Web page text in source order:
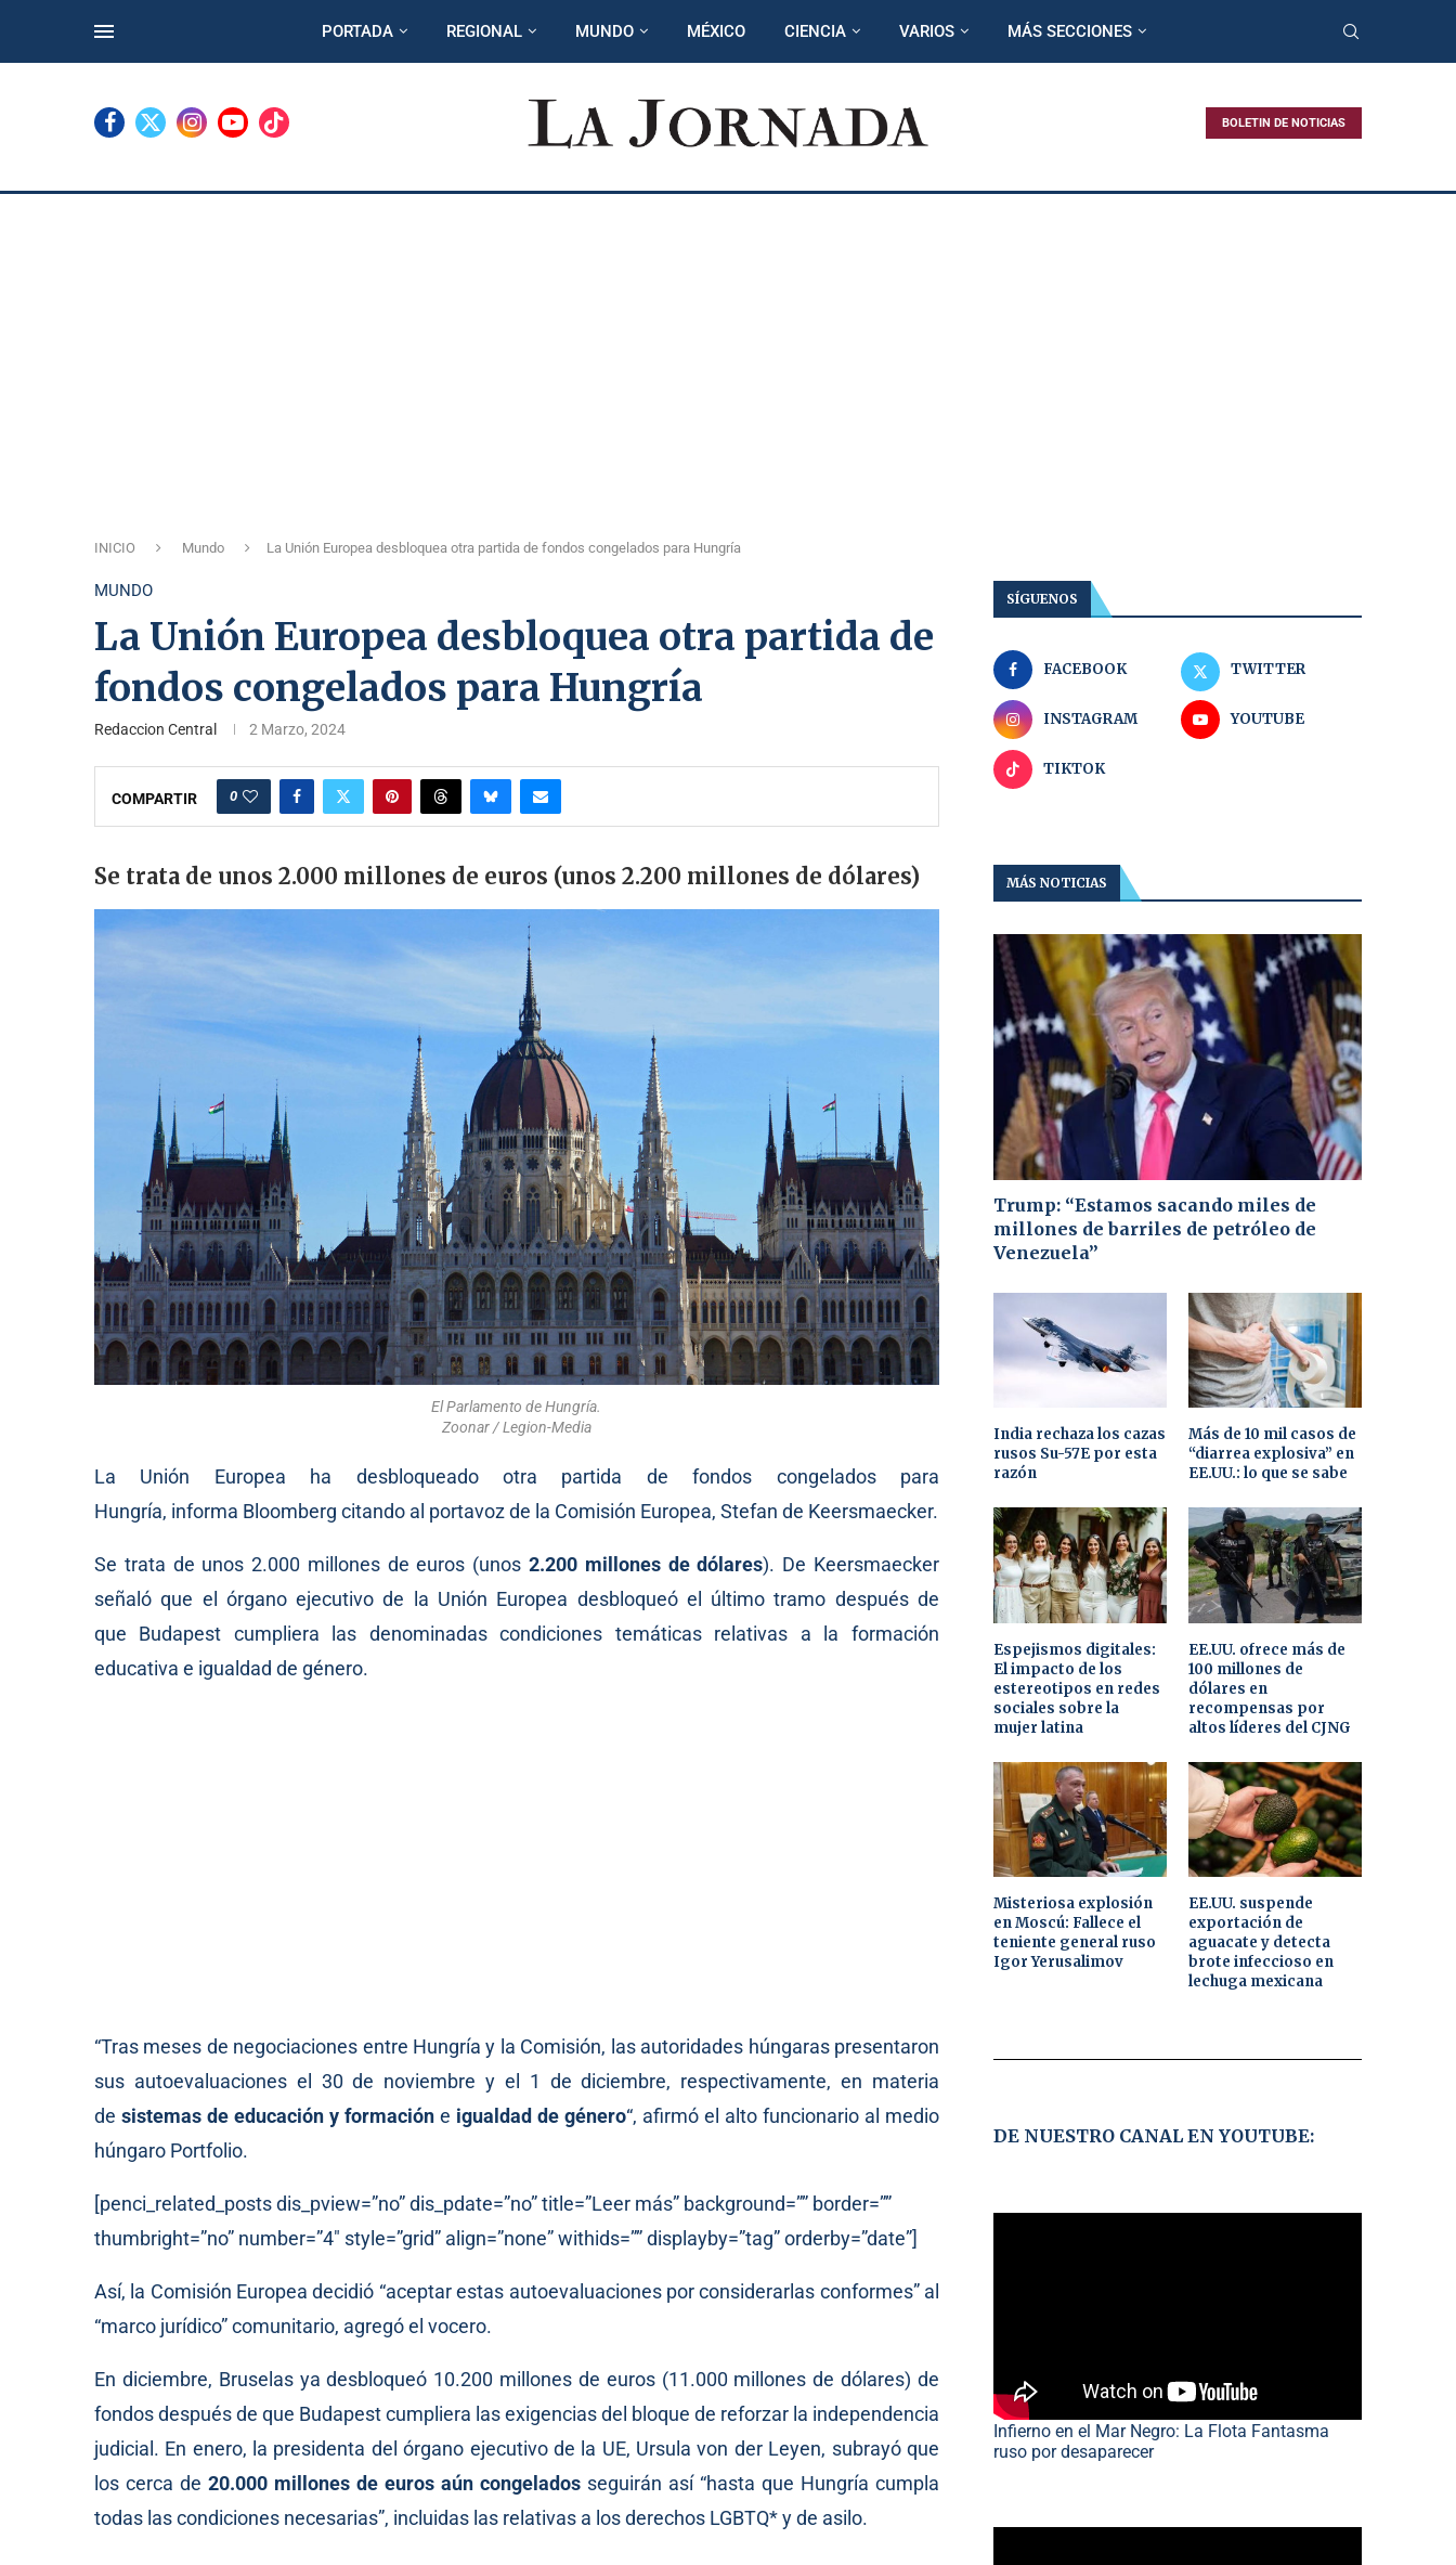
PORTADA REGIONAL MUNDO MÉXICO CIENCIA VARIOS MÁS SECCIONES
BOLETIN DE NOTICIAS
INICIO Mundo La Unión Europea desbloquea otra partida de fondos congelados para Hungría
MUNDO
La Unión Europea desbloquea otra partida de
fondos congelados para Hungría
Redaccion Central 2 Marzo, 2024
COMPARTIR 0
Se trata de unos 2.000 millones de euros (unos 2.200 millones de dólares)
El Parlamento de Hungría.
Zoonar / Legion-Media
La Unión Europea ha desbloqueado otra partida de fondos congelados para
Hungría, informa Bloomberg citando al portavoz de la Comisión Europea, Stefan de Keersmaecker.
Se trata de unos 2.000 millones de euros (unos2.200 millones de dólares). De Keersmaecker
señaló que el órgano ejecutivo de la Unión Europea desbloqueó el último tramo después de
que Budapest cumpliera las denominadas condiciones temáticas relativas a la formación
educativa e igualdad de género.
“Tras meses de negociaciones entre Hungría y la Comisión, las autoridades húngaras presentaron
sus autoevaluaciones el 30 de noviembre y el 1 de diciembre, respectivamente, en materia
de sistemas de educación y formación e igualdad de género“, afirmó el alto funcionario al medio
húngaro Portfolio.
[penci_related_posts dis_pview=”no” dis_pdate=”no” title=”Leer más” background=”” border=””
thumbright=”no” number=”4″ style=”grid” align=”none” withids=”” displayby=”tag” orderby=”date”]
Así, la Comisión Europea decidió “aceptar estas autoevaluaciones por considerarlas conformes” al
“marco jurídico” comunitario, agregó el vocero.
En diciembre, Bruselas ya desbloqueó 10.200 millones de euros (11.000 millones de dólares) de
fondos después de que Budapest cumpliera las exigencias del bloque de reforzar la independencia
judicial. En enero, la presidenta del órgano ejecutivo de la UE, Ursula von der Leyen, subrayóque
los cerca de 20.000 millones de euros aún congelados seguirán así “hasta que Hungría cumpla
todas las condiciones necesarias”, incluidas las relativas a los derechos LGBTQ* y de asilo.
SÍGUENOS
FACEBOOK TWITTER
INSTAGRAM YOUTUBE
TIKTOK
MÁS NOTICIAS
Trump: “Estamos sacando miles de
millones de barriles de petróleo de
Venezuela”
India rechaza los cazas
rusos Su-57E por esta
razón
Más de 10 mil casos de
“diarrea explosiva” en
EE.UU.: lo que se sabe
Espejismos digitales:
El impacto de los
estereotipos en redes
sociales sobre la
mujer latina
EE.UU. ofrece más de
100 millones de
dólares en
recompensas por
altos líderes del CJNG
Misteriosa explosión
en Moscú: Fallece el
teniente general ruso
Igor Yerusalimov
EE.UU. suspende
exportación de
aguacate y detecta
brote infeccioso en
lechuga mexicana
DE NUESTRO CANAL EN YOUTUBE:
Infierno en el Mar Negro: La Flota Fantasma
ruso por desaparecer